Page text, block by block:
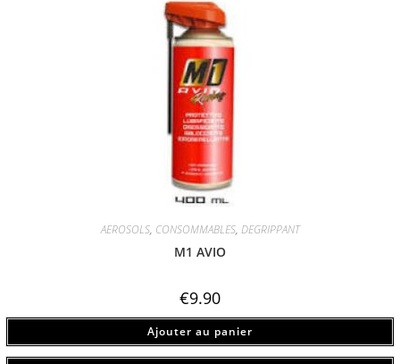
AEROSOLS, CONSOMMABLES, DEGRIPPANT
M1 AVIO
€9.90
Ajouter au panier